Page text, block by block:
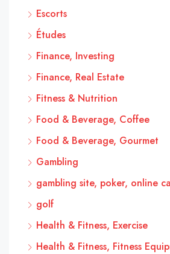
Escorts
Études
Finance, Investing
Finance, Real Estate
Fitness & Nutrition
Food & Beverage, Coffee
Food & Beverage, Gourmet
Gambling
gambling site, poker, online
golf
Health & Fitness, Exercise
Health & Fitness, Fitness